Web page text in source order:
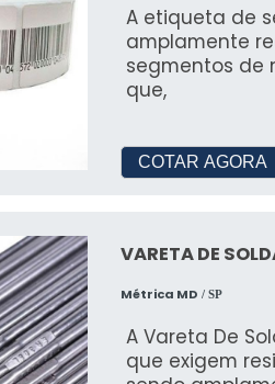
A etiqueta de
amplamente
segmentos de
que,
COTAR AGORA
VARETA DE
Métrica MD / SP
A Vareta De
que exigem